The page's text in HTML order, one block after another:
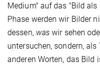
Medium" auf das "Bild als
Phase werden wir Bilder
dessen, was wir sehen
untersuchen, sondern, als
anderen Worten, das Bild